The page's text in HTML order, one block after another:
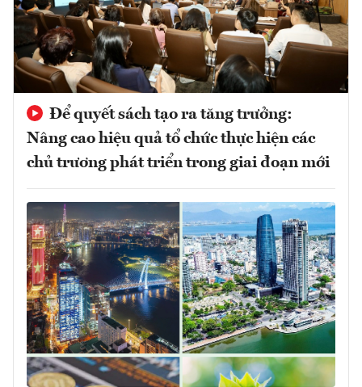
Để quyết sách tạo ra tăng trưởng:
Nâng cao hiệu quả tổ chức thực hiện các
chủ trương phát triển trong giai đoạn mới